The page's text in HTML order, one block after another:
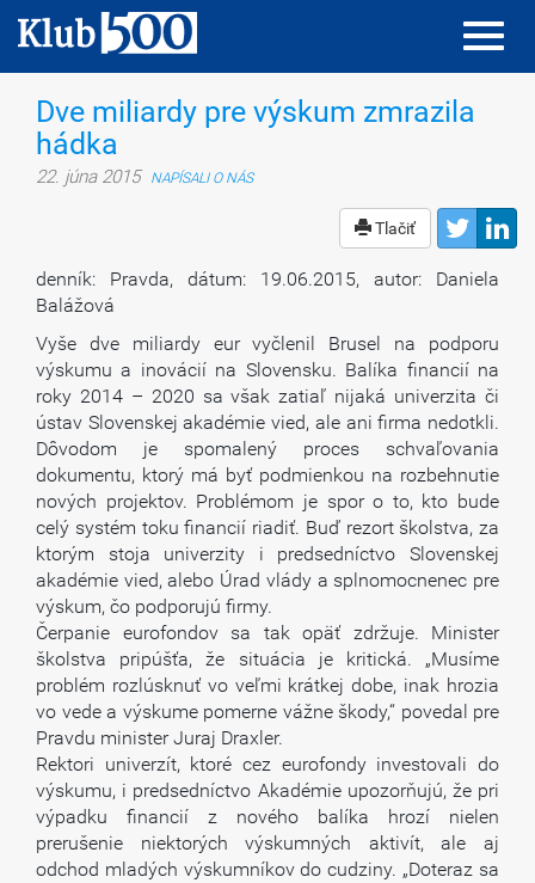
Dve miliardy pre výskum zmrazila
hádka
22. júna 2015 NAPÍSALI O NÁS
Tlačiť
denník: Pravda, dátum: 19.06.2015, autor: Daniela
Balážová
Vyše dve miliardy eur vyčlenil Brusel na podporu
výskumu a inovácií na Slovensku. Balíka financií na
roky 2014 – 2020 sa však zatiaľ nijaká univerzita či
ústav Slovenskej akadémie vied, ale ani firma nedotkli.
Dôvodom je spomalený proces schvaľovania
dokumentu, ktorý má byť podmienkou na rozbehnutie
nových projektov. Problémom je spor o to, kto bude
celý systém toku financií riadiť. Buď rezort školstva, za
ktorým stoja univerzity i predsedníctvo Slovenskej
akadémie vied, alebo Úrad vlády a splnomocnenec pre
výskum, čo podporujú firmy.
Čerpanie eurofondov sa tak opäť zdržuje. Minister
školstva pripúšťa, že situácia je kritická. „Musíme
problém rozlúsknuť vo veľmi krátkej dobe, inak hrozia
vo vede a výskume pomerne vážne škody,“ povedal pre
Pravdu minister Juraj Draxler.
Rektori univerzít, ktoré cez eurofondy investovali do
výskumu, i predsedníctvo Akadémie upozorňujú, že pri
výpadku financií z nového balíka hrozí nielen
prerušenie niektorých výskumných aktivít, ale aj
odchod mladých výskumníkov do cudziny. „Doteraz sa